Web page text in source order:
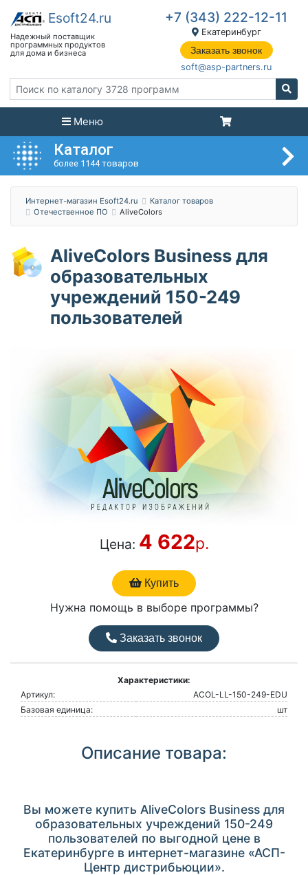
+7 (343) 222-12-11
Екатеринбург
Заказать звонок
soft@asp-partners.ru
Меню
Каталог
более 1144 товаров
Интернет-магазин Esoft24.ru
Каталог товаров
Отечественное ПО
AliveColors
AliveColors Business для
образовательных
учреждений 150-249
пользователей
Цена: 4 622р.
Купить
Нужна помощь в выборе программы?
Заказать звонок
Характеристики:
Артикул:
ACOL-LL-150-249-EDU
Базовая единица:
шт
Описание товара:
Вы можете купить AliveColors Business для
образовательных учреждений 150-249
пользователей по выгодной цене в
Екатеринбурге в интернет-магазине «АСП-
Центр дистрибьюции».